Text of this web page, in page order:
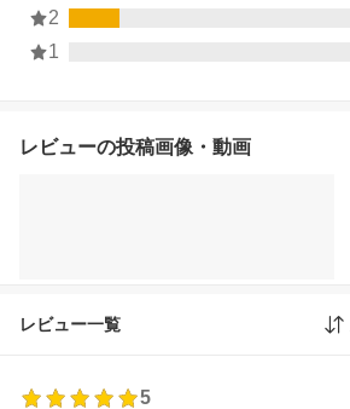
2
1
レビューの投稿画像・動画
レビュー一覧
5